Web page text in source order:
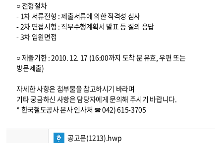
○ 전형절차
- 1차 서류전형 : 제출서류에 의한 적격성 심사
- 2차 면접시험 : 직무수행계획서 발표 등 질의 응답
- 3차 임원면접
○ 제출기한 : 2010. 12. 17 (16:00까지 도착 분 유효, 우편 또는
방문제출)
자세한 사항은 첨부물을 참고하시기 바라며
기타 궁금하신 사항은 담당자에게 문의해 주시기 바랍니다.
* 한국철도공사 본사 인사처 ☎ 042) 615-3705
공고문(1213).hwp